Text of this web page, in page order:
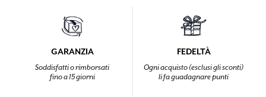
GARANZIA
Soddisfatti o rimborsati
fino a 15 giorni
FEDELTÀ
Ogni acquisto (esclusi gli sconti)
li fa guadagnare punti